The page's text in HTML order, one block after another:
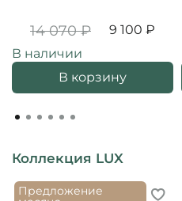
14 070 ₽
9 100 ₽
В наличии
В корзину
Коллекция LUX
Предложение